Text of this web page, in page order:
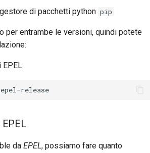
di pacchetti python pip
per entrambe le versioni, quindi potete
da EPEL, possiamo fare quanto